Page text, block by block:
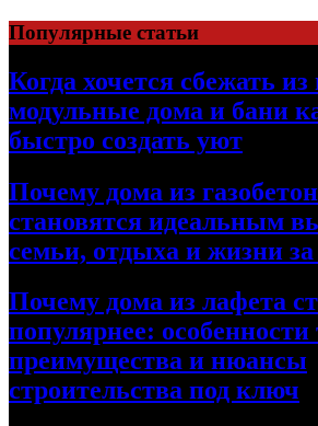
Перейти
к
содержимому
Популярные статьи
Когда хочется сбежать из
модульные дома и бани
быстро создать уют
Почему дома из
становятся идеальным
семьи, отдыха и жизни за
Почему дома из лафета
популярнее: особенности
преимущества и нюансы
строительства под ключ